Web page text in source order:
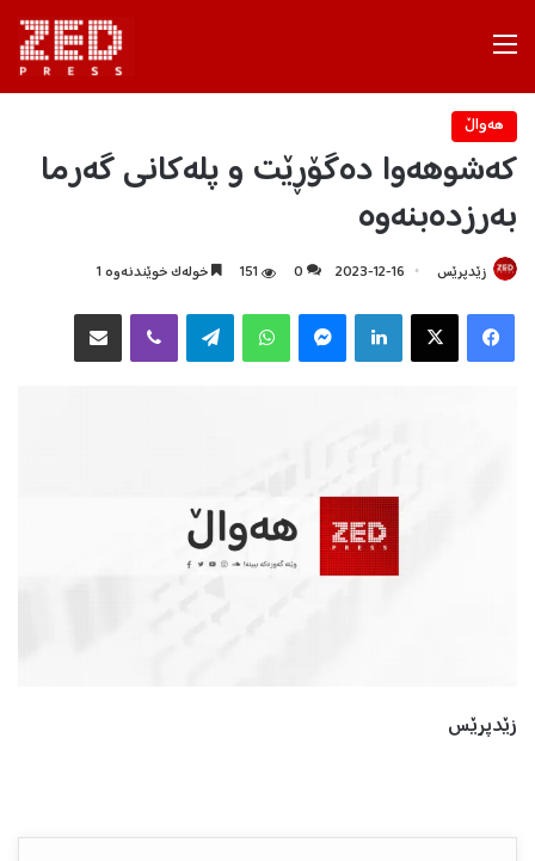
هه‌واڵ
کەشوهەوا دەگۆڕێت و پلەکانی گەرما
بەرزدەبنەوە
زێدپرێس 2023-12-16
0
151 خولەک خوێندنەوە 1
X
Telegram
زێدپرێس